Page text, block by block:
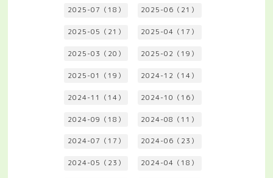
2025-07（18） 2025-06（21）
2025-05（21） 2025-04（17）
2025-03（20） 2025-02（19）
2025-01（19） 2024-12（14）
2024-11（14） 2024-10（16）
2024-09（18） 2024-08（11）
2024-07（17） 2024-06（23）
2024-05（23） 2024-04（18）